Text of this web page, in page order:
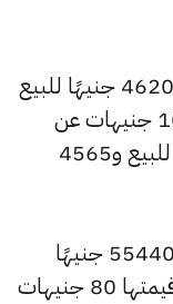
كما شهد سعر عيار 14 ارتفاعًا ليصبح 4620 جنيهًا للبيع
و4575 جنيهًا للشراء، بزيادة قدرها 10 جنيهات عن
السعر السابق الذي بلغ 4615 جنيهًا للبيع و4565
وارتفع سعر الجنيه الذهب ليصل إلى 55440 جنيهًا
للبيع و54880 جنيهًا للشراء، بزيادة قيمتها 80 جنيهات